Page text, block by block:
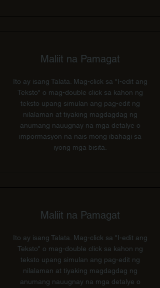
Maliit na Pamagat
Ito ay isang Talata. Mag-click sa "I-edit ang
Teksto" o mag-double click sa kahon ng
teksto upang simulan ang pag-edit ng
nilalaman at tiyaking magdagdag ng
anumang nauugnay na mga detalye o
impormasyon na nais mong ibahagi sa
iyong mga bisita.
Maliit na Pamagat
Ito ay isang Talata. Mag-click sa "I-edit ang
Teksto" o mag-double click sa kahon ng
teksto upang simulan ang pag-edit ng
nilalaman at tiyaking magdagdag ng
anumang nauugnay na mga detalye o